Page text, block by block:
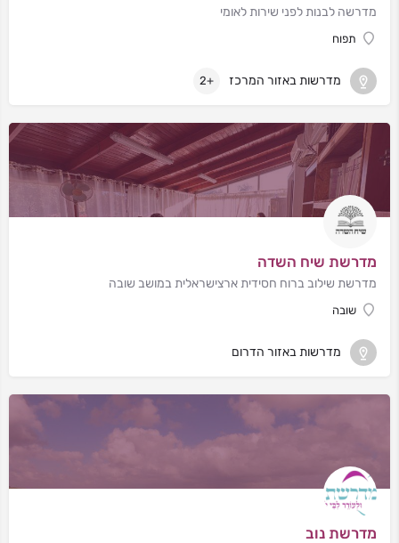
מדרשה לבנות לפני שירות לאומי
תפוח
מדרשות באזור המרכז +2
מדרשת שיח השדה
מדרשת שילוב ברוח חסידית ארצישראלית במושב שובה
שובה
מדרשות באזור הדרום
מדרשת נוב